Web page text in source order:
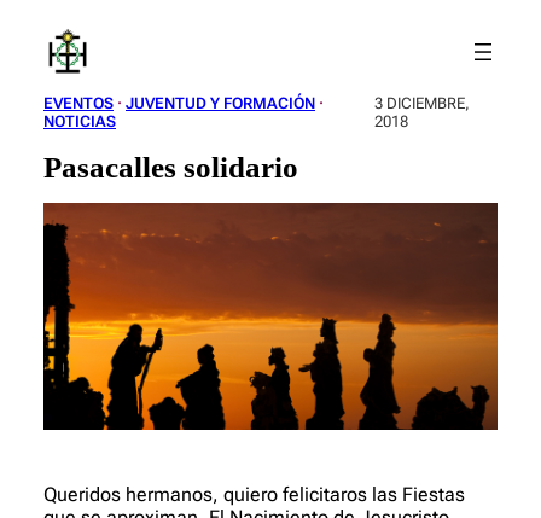
contenido
EVENTOS · JUVENTUD Y FORMACIÓN
NOTICIAS
3 DICIEMBRE,
2018
Pasacalles solidario
Queridos hermanos, quiero felicitaros las Fiestas